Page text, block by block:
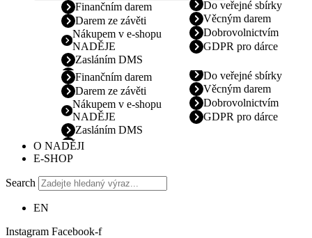
Finančním darem
Darem ze závěti
Nákupem v e-shopu
NADĚJE
Zasláním DMS
Do veřejné sbírky
Věcným darem
Dobrovolnictvím
GDPR pro dárce
Finančním darem
Darem ze závěti
Nákupem v e-shopu
NADĚJE
Zasláním DMS
Do veřejné sbírky
Věcným darem
Dobrovolnictvím
GDPR pro dárce
O NADĚJI
E-SHOP
Search
EN
Instagram Facebook-f